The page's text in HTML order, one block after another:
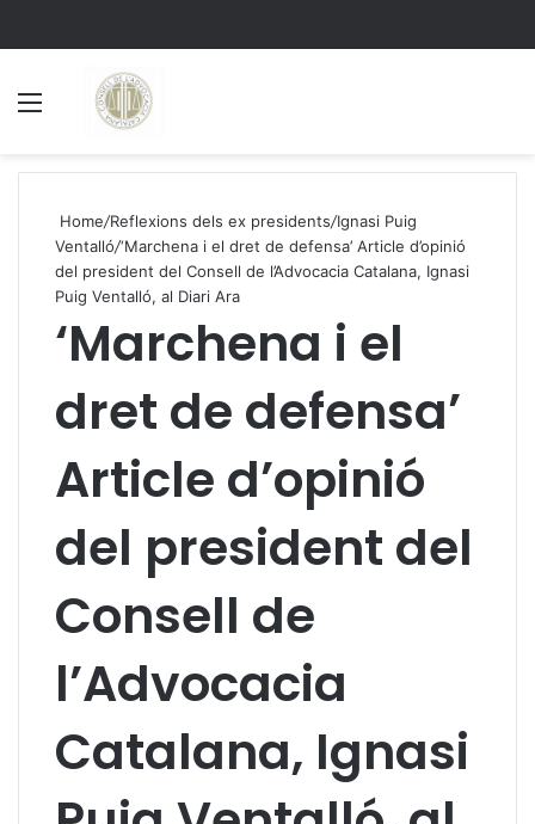
Home/Reflexions dels ex presidents/Ignasi Puig
Ventalló/‘Marchena i el dret de defensa’ Article d’opinió
del president del Consell de l’Advocacia Catalana, Ignasi
Puig Ventalló, al Diari Ara
‘Marchena i el
dret de defensa’
Article d’opinió
del president del
Consell de
l’Advocacia
Catalana, Ignasi